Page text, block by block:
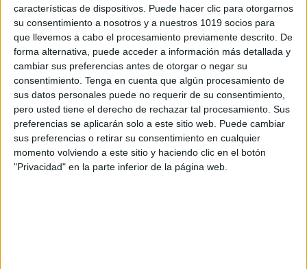
características de dispositivos. Puede hacer clic para otorgarnos
su consentimiento a nosotros y a nuestros 1019 socios para
que llevemos a cabo el procesamiento previamente descrito. De
forma alternativa, puede acceder a información más detallada y
cambiar sus preferencias antes de otorgar o negar su
consentimiento. Tenga en cuenta que algún procesamiento de
sus datos personales puede no requerir de su consentimiento,
pero usted tiene el derecho de rechazar tal procesamiento. Sus
preferencias se aplicarán solo a este sitio web. Puede cambiar
sus preferencias o retirar su consentimiento en cualquier
momento volviendo a este sitio y haciendo clic en el botón
"Privacidad" en la parte inferior de la página web.
lo que fortalece tanto la lectura como la escritura.
Además, la actividad es adaptable: se pueden crear
tarjetas más sencillas para los más pequeños o más
complejas para alumnos avanzados.